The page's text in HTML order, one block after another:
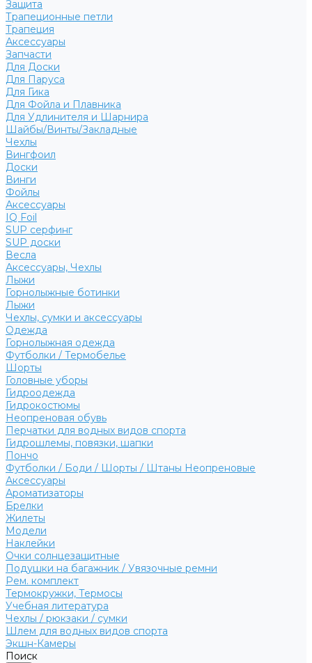
Защита
Трапеционные петли
Трапеция
Аксессуары
Запчасти
Для Доски
Для Паруса
Для Гика
Для Фойла и Плавника
Для Удлинителя и Шарнира
Шайбы/Винты/Закладные
Чехлы
Вингфоил
Доски
Винги
Фойлы
Аксессуары
IQ Foil
SUP серфинг
SUP доски
Весла
Аксессуары, Чехлы
Лыжи
Горнолыжные ботинки
Лыжи
Чехлы, сумки и аксессуары
Одежда
Горнолыжная одежда
Футболки / Термобелье
Шорты
Головные уборы
Гидроодежда
Гидрокостюмы
Неопреновая обувь
Перчатки для водных видов спорта
Гидрошлемы, повязки, шапки
Пончо
Футболки / Боди / Шорты / Штаны Неопреновые
Аксессуары
Ароматизаторы
Брелки
Жилеты
Модели
Наклейки
Очки солнцезащитные
Подушки на багажник / Увязочные ремни
Рем. комплект
Термокружки, Термосы
Учебная литература
Чехлы / рюкзаки / сумки
Шлем для водных видов спорта
Экшн-Камеры
Поиск